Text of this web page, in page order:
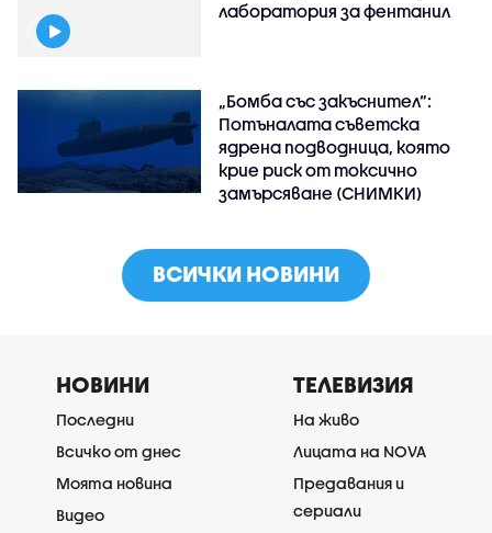
лаборатория за фентанил
„Бомба със закъснител“:
Потъналата съветска
ядрена подводница, която
крие риск от токсично
замърсяване (СНИМКИ)
ВСИЧКИ НОВИНИ
НОВИНИ
Последни
Всичко от днес
Моята новина
Видео
ТЕЛЕВИЗИЯ
На живо
Лицата на NOVA
Предавания и
сериали